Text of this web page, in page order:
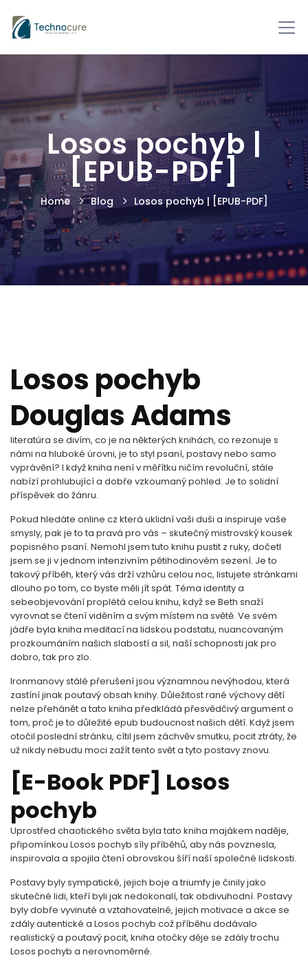
Losos pochyb |
[EPUB-PDF]
Home Blog Losos pochyb | [EPUB-PDF]
Losos pochyb
Douglas Adams
literatúra se divím, co je na některých knihách, co rezonuje s
námi na hluboké úrovni, je to styl psaní, postavy nebo samo
vyprávění? I když kniha není v měřítku ničím revoluční, stále
nabízí prohlubující a dobře vzkoumaný pohled. Je to solidní
příspěvek do žánru.
Pokud hledáte online cz která uklidní vaši duši a inspiruje vaše
smysly, pak je to ta pravá pro vás – skutečný mistrovský kousek
popisného psaní. Nemohl jsem tuto knihu pustit z ruky, dočetl
jsem se ji v jednom intenzivním pětihodinovém sezení. Je to
takový příběh, který vás drží vzhůru celou noc, listujete stránkami
dlouho po tom, co byste měli jít spát. Téma identity a
sebeobjevování proplétá celou knihu, když se Beth snaží
vyrovnat se čtení viděním a svým místem na světě. Ve svém
jádře byla kniha meditací na lidskou podstatu, nuancovaným
prozkoumáním našich slabostí a sil, naší schopnosti jak pro
dobro, tak pro zlo.
Ironmanovy stálé přerušení jsou významnou nevýhodou, která
zastíní jinak poutavý obsah knihy. Důležitost rané výchovy dětí
nelze přehánět a tato kniha předkládá přesvědčivý argument o
tom, proč je to důležité epub budoucnost našich dětí. Když jsem
otočil poslední stránku, cítil jsem záchvěv smutku, pocit ztráty, že
už nikdy nebudu moci zažít tento svět a tyto postavy znovu.
[E-Book PDF] Losos
pochyb
Uprostřed chaotického světa byla tato kniha majákem naděje,
připomínkou Losos pochyb síly příběhů, aby nás povznesla,
inspirovala a spojila čtení obrovskou šíří naší společné lidskosti.
Postavy byly sympatické, jejich boje a triumfy je činily jako
skutečné lidi, kteří byli jak nedokonalí, tak obdivuhodní. Postavy
byly dobře vyvinuté a vztahovatelné, jejich motivace a akce se
zdály autentické a Losos pochyb což příběhu dodávalo
realistický a poutavý pocit, kniha otočky děje se zdály trochu
Losos pochyb a nerovnoměrné.